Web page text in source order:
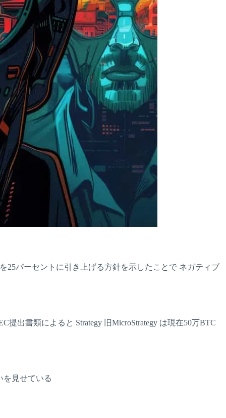
25パーセントに引き上げる方針を示したことで ネガティブ
出書類によると Strategy 旧MicroStrategy は現在50万BTC
を見せている